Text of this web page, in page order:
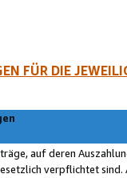
FÜR DIE
auf deren
verpflichtet